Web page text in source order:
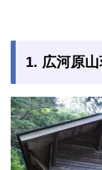
1. 広河原山